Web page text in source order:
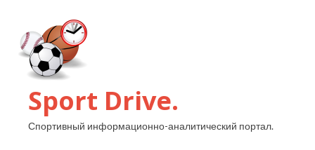
Sport Drive.
Спортивный информационно-аналитический портал.